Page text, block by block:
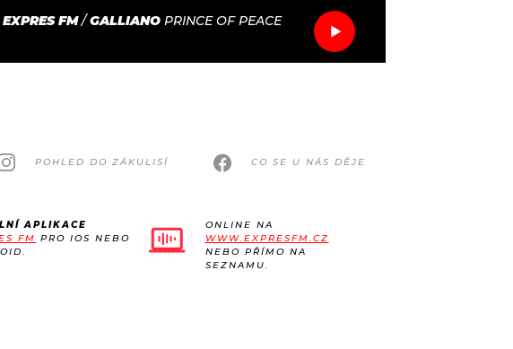
FM/GALLIANO PRINCE OF PEACE
POHLED DO ZÁKULISÍ CO SE U NÁS DĚJE
APLIKACE
FM PRO IOS NEBO
ONLINE NA
WWW.EXPRESFM.CZ
NEBO PŘÍMO NA
SEZNAMU.